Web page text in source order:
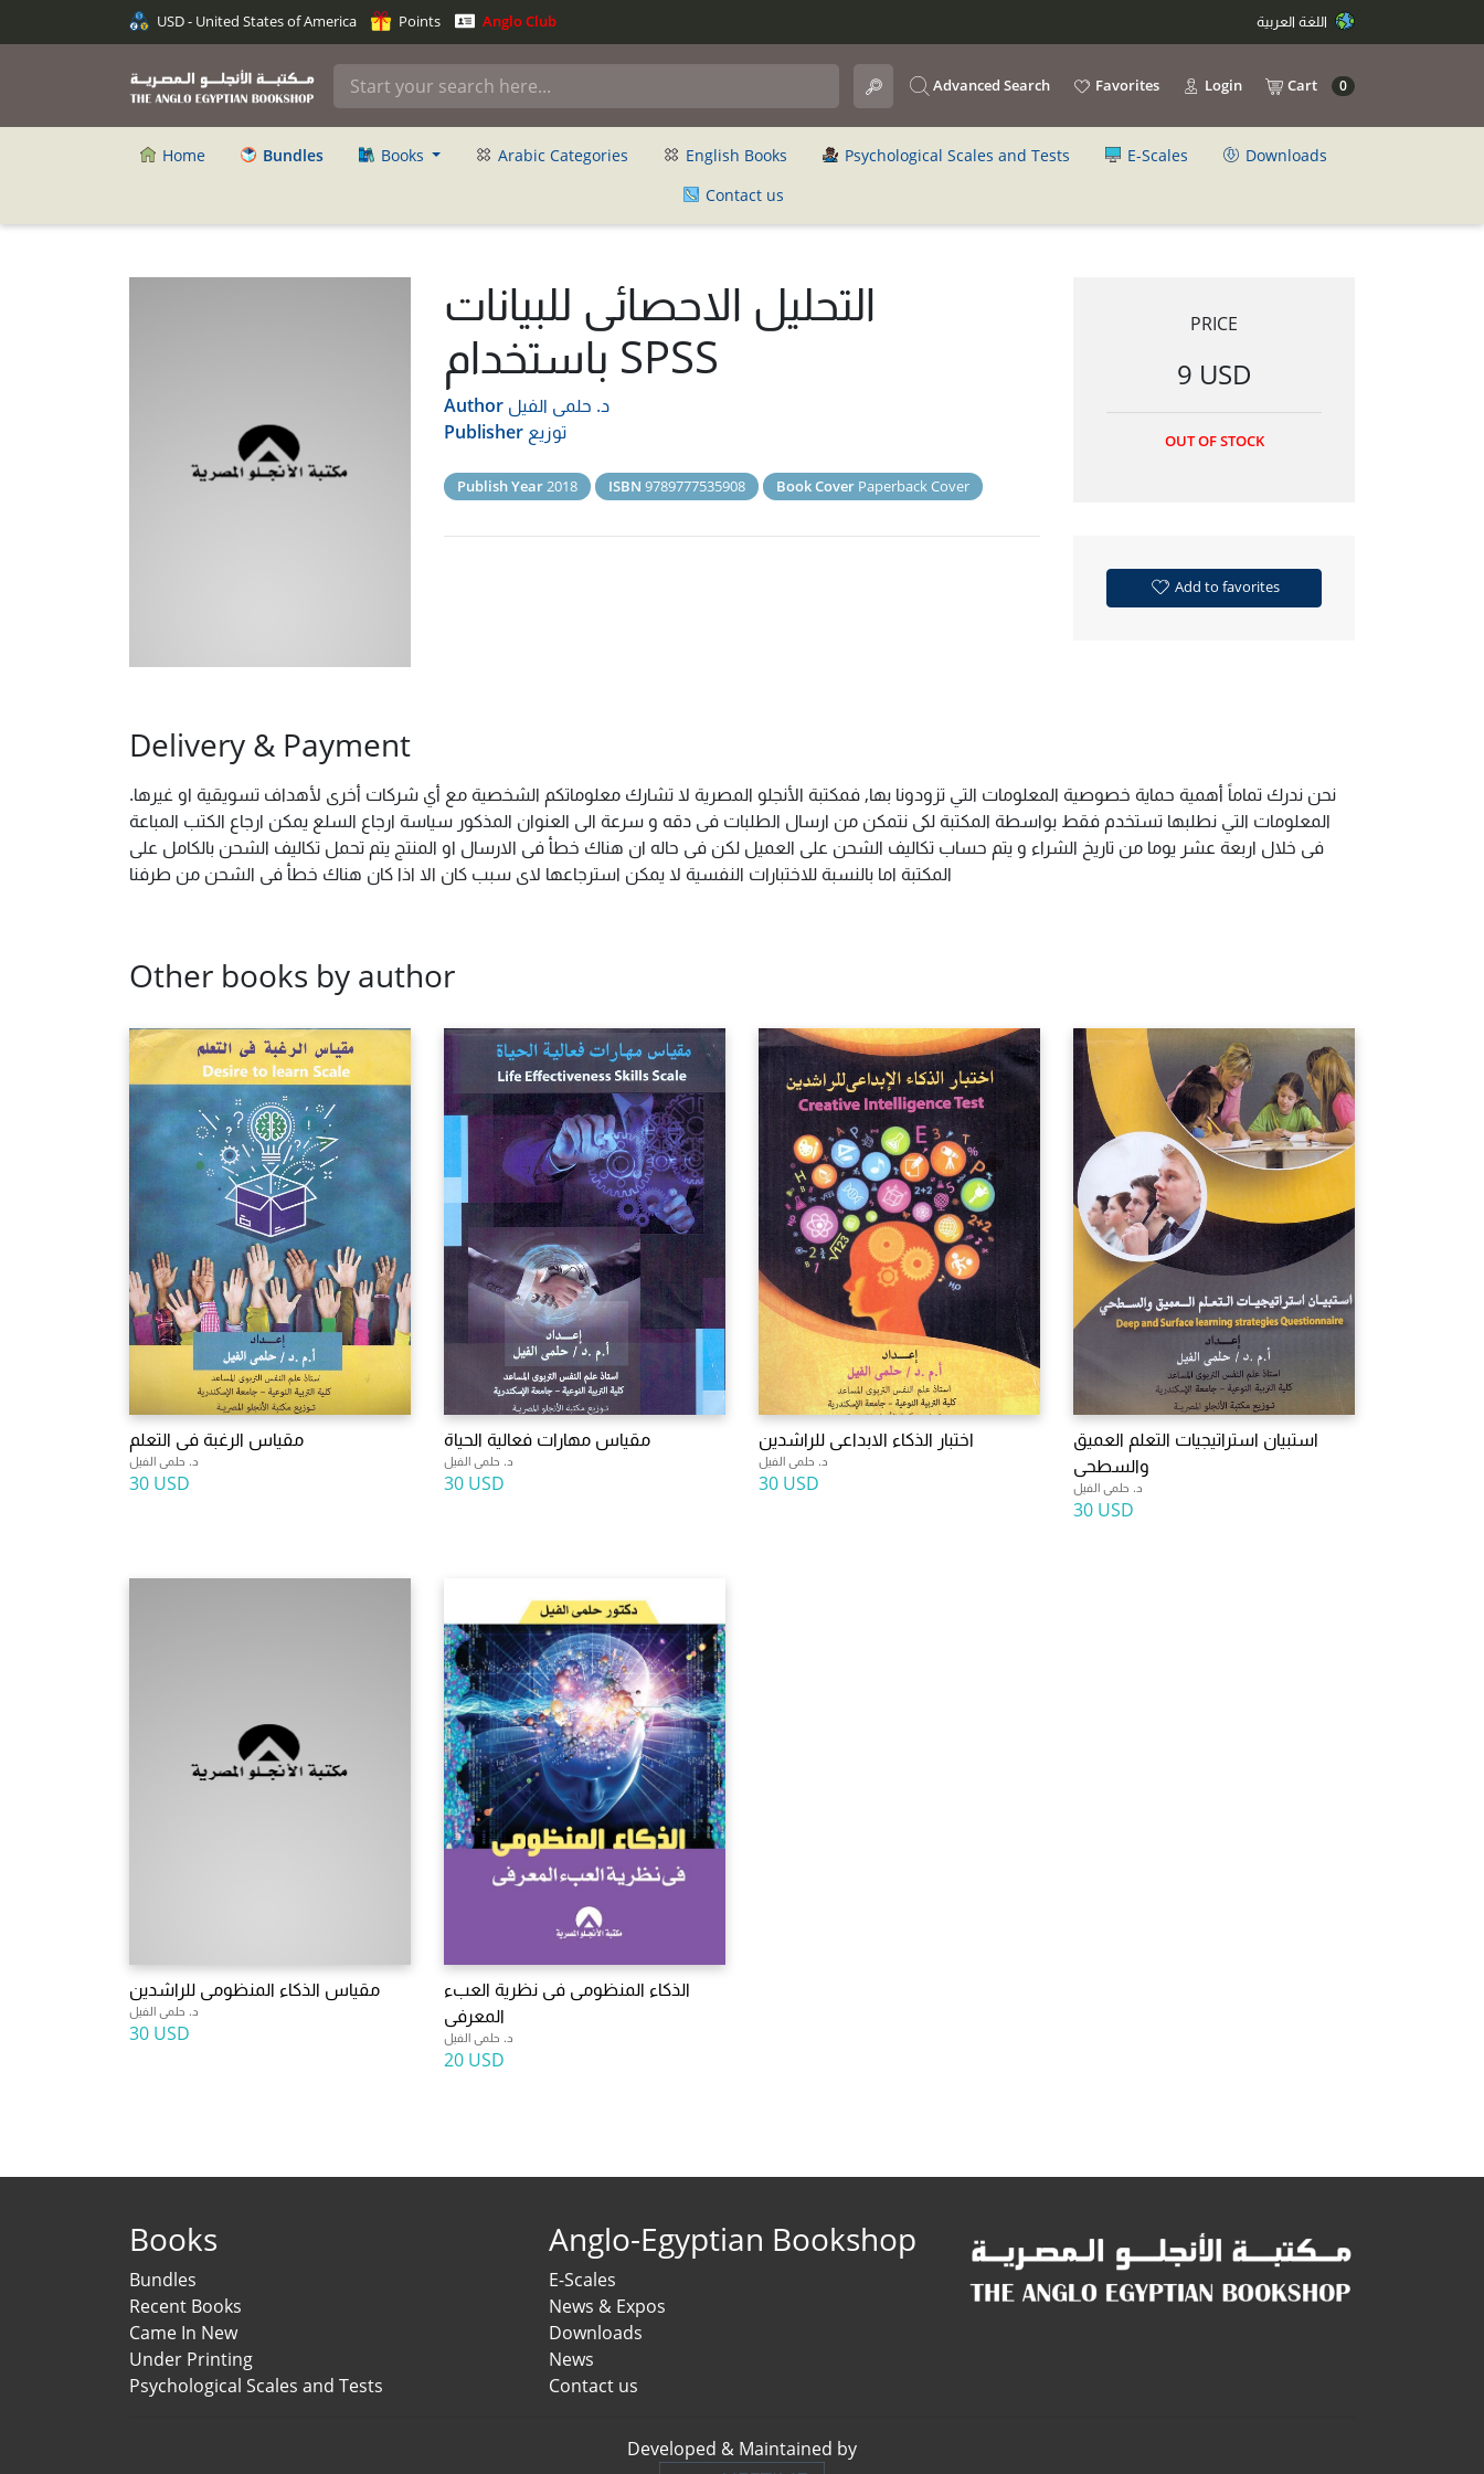
USD - United States of America Points Anglo Club
Advanced Search Favorites Login Cart 0
Home Bundles Books Arabic Categories English Books Psychological Scales and Tests E-Scales
Downloads
Contact us
التحليل الاحصائى للبيانات
باستخدام SPSS
Author د. حلمى الفيل
Publisher توزيع
Publish Year2018 ISBN 9789777535908 Book Cover Paperback Cover
PRICE
9 USD
OUT OF STOCK
Add to favorites
Delivery & Payment
نحن ندرك تماماً أهمية حماية خصوصية المعلومات التي تزودونا بها, فمكتبة الأنجلو المصرية لا تشارك معلوماتكم الشخصية مع أي شركات أخرى لأهداف تسويقية او غيرها.
المعلومات التي نطلبها تستخدم فقط بواسطة المكتبة لكى نتمكن من ارسال الطلبات فى دقه و سرعة الى العنوان المذكور سياسة ارجاع السلع يمكن ارجاع الكتب المباعة
فى خلال اربعة عشر يوما من تاريخ الشراء و يتم حساب تكاليف الشحن على العميل لكن فى حاله ان هناك خطأ فى الارسال او المنتج يتم تحمل تكاليف الشحن بالكامل على
المكتبة اما بالنسبة للاختبارات النفسية لا يمكن استرجاعها لاى سبب كان الا اذا كان هناك خطأ فى الشحن من طرفنا
Other books by author
مقياس الرغبة فى التعلم
د. حلمى الفيل
30 USD
مقياس مهارات فعالية الحياة
د. حلمى الفيل
30 USD
اختبار الذكاء الابداعى للراشدين
د. حلمى الفيل
30 USD
استبيان استراتيجيات التعلم العميق
والسطحى
د. حلمى الفيل
30 USD
مقياس الذكاء المنظومى للراشدين
د. حلمى الفيل
30 USD
الذكاء المنظومى فى نظرية العبء
المعرفى
د. حلمى الفيل
20 USD
Books
Bundles
Recent Books
Came In New
Under Printing
Psychological Scales and Tests
Anglo-Egyptian Bookshop
E-Scales
News & Expos
Downloads
News
Contact us
Developed & Maintained by